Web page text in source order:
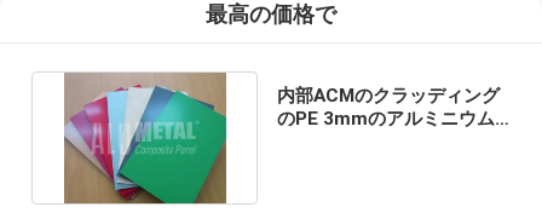
最高の価格で
内部ACMのクラッディング
のPE 3mmのアルミニウム